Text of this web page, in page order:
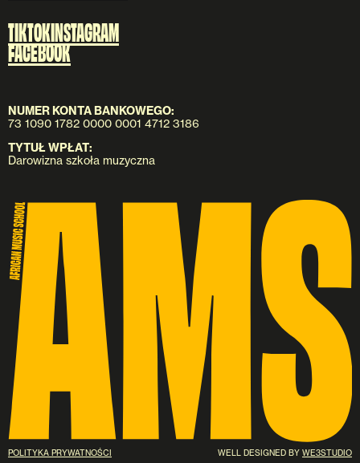
TIKTOKINSTAGRAM
FACEBOOK
NUMER KONTA BANKOWEGO:
73 1090 1782 0000 0001 4712 3186
TYTUŁ WPŁAT:
Darowizna szkoła muzyczna
POLITYKA PRYWATNOŚCI WELL DESIGNED BY WE3STUDIO